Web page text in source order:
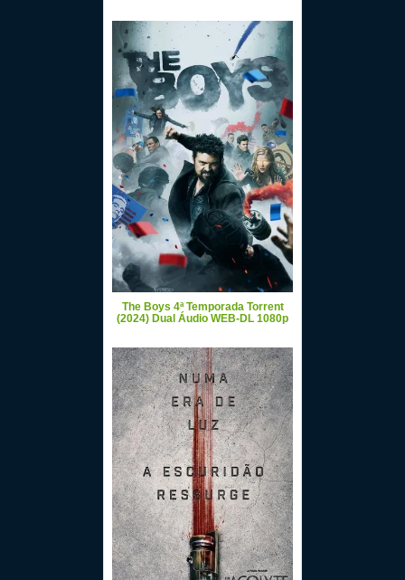
The Boys 4ª Temporada Torrent
(2024) Dual Áudio WEB-DL 1080p